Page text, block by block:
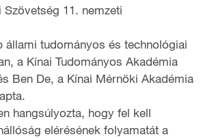
Szövetség 11. nemzeti
állami tudományos és technológiai
a Kínai Tudományos Akadémia
Ben De, a Kínai Mérnöki Akadémia
hangsúlyozta, hogy fel kell
elérésének folyamatát a